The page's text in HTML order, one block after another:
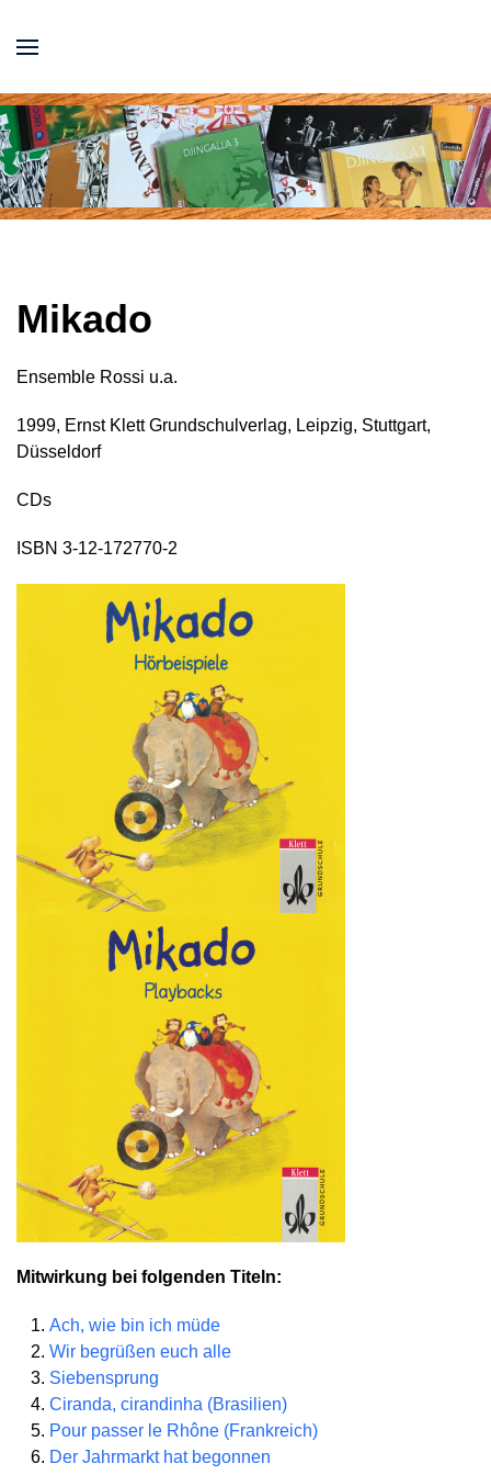
Mikado
Ensemble Rossi u.a.
1999, Ernst Klett Grundschulverlag, Leipzig, Stuttgart,
Düsseldorf
CDs
ISBN 3-12-172770-2
Mitwirkung bei folgenden Titeln:
Ach, wie bin ich müde
Wir begrüßen euch alle
Siebensprung
Ciranda, cirandinha (Brasilien)
Pour passer le Rhône (Frankreich)
Der Jahrmarkt hat begonnen